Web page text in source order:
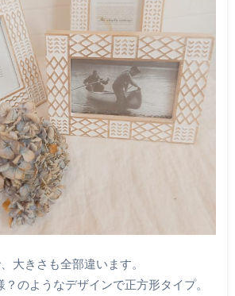
大きさも全部違います。
のようなデザインで正方形タイプ。